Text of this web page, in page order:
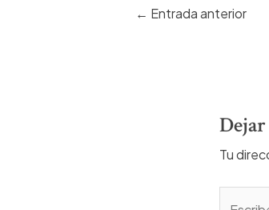
Navegación
← Entrada anterior
Tu